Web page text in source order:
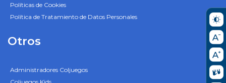
Políticas de Cookies
Política de Tratamiento de Datos Personales
Otros
Administradores Coljuegos